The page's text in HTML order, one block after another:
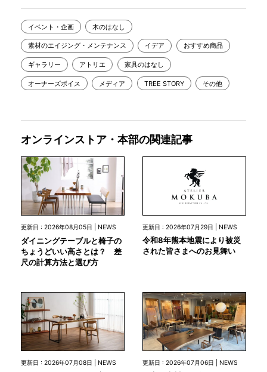
イベント・企画 木のはなし
素材のエイジング・メンテナンス イデア おすすめ商品
ギャラリー アトリエ 家具のはなし
オーナーズボイス メディア TREE STORY その他
オンラインストア・本部の関連記事
更新日 : 2026年08月05日 | NEWS
ダイニングテーブルと椅子の
ちょうどいい高さとは？ 差
尺の計算方法と選び方
更新日 : 2026年07月29日 | NEWS
令和8年熊本地震により被災
された皆さまへのお見舞い
更新日 : 2026年07月08日 | NEWS 更新日 : 2026年07月06日 | NEWS